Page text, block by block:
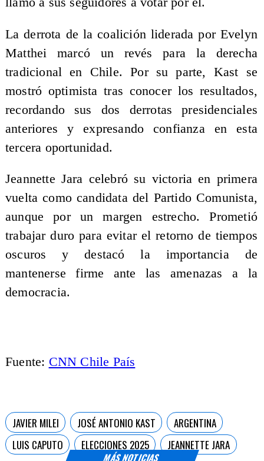
MÁS NOTICIAS
La derrota de la coalición liderada por Evelyn
Matthei marcó un revés para la derecha
tradicional en Chile. Por su parte, Kast se
mostró optimista tras conocer los resultados,
recordando sus dos derrotas presidenciales
anteriores y expresando confianza en esta
tercera oportunidad.
Jeannette Jara celebró su victoria en primera
vuelta como candidata del Partido Comunista,
aunque por un margen estrecho. Prometió
trabajar duro para evitar el retorno de tiempos
oscuros y destacó la importancia de
mantenerse firme ante las amenazas a la
democracia.
Fuente: CNN Chile País
JAVIER MILEI JOSÉ ANTONIO KAST
ARGENTINA
LUIS CAPUTO
ELECCIONES 2025 JEANNETTE JARA